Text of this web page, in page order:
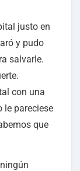
justo en
y pudo
salvarle.
con una
le pareciese
que